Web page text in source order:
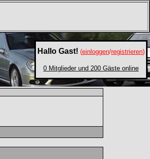
Hallo Gast! (einloggen/registrieren)
0 Mitglieder und 200 Gäste online